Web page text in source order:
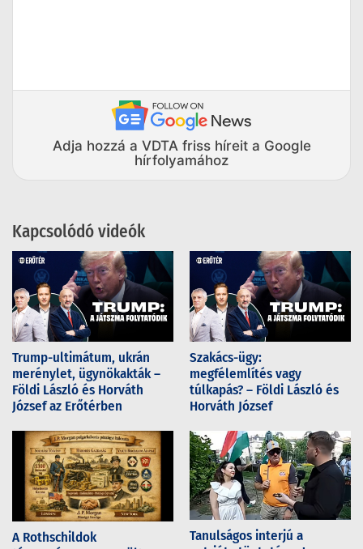
Adja hozzá a VDTA friss híreit a Google
hírfolyamához
Kapcsolódó videók
Trump-ultimátum, ukrán
merénylet, ügynökakták –
Földi László és Horváth
József az Erőtérben
Szakács-ügy:
megfélemlítés vagy
túlkapás? – Földi László és
Horváth József
A Rothschildok
Tanulságos interjú a